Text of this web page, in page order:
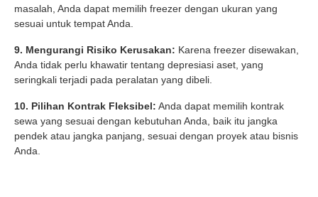
masalah, Anda dapat memilih freezer dengan ukuran yang
sesuai untuk tempat Anda.
9. Mengurangi Risiko Kerusakan: Karena freezer disewakan,
Anda tidak perlu khawatir tentang depresiasi aset, yang
seringkali terjadi pada peralatan yang dibeli.
10. Pilihan Kontrak Fleksibel: Anda dapat memilih kontrak
sewa yang sesuai dengan kebutuhan Anda, baik itu jangka
pendek atau jangka panjang, sesuai dengan proyek atau bisnis
Anda.